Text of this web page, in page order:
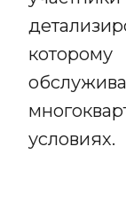
условиях.